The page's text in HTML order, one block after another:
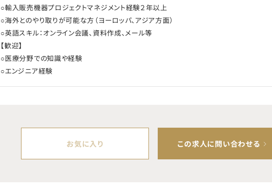
○輸入販売機器プロジェクトマネジメント経験２年以上
○海外とのやり取りが可能な方（ヨーロッパ、アジア方面）
○英語スキル：オンライン会議、資料作成、メール等
【歓迎】
○医療分野での知識や経験
○エンジニア経験
お気に入り この求人に問い合わせる